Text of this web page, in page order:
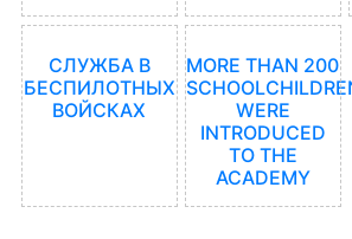
СЛУЖБА В
БЕСПИЛОТНЫХ
ВОЙСКАХ
MORE THAN 200
WERE
INTRODUCED
TO THE
ACADEMY